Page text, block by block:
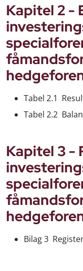
Kapitel 2 -
Tabel 2.1
Tabel 2.2
Kapitel 3 -
Bilag 3